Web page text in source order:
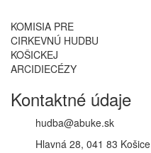
KOMISIA PRE
CIRKEVNÚ HUDBU
KOŠICKEJ
ARCIDIECÉZY
Kontaktné údaje
hudba@abuke.sk
Hlavná 28, 041 83 Košice